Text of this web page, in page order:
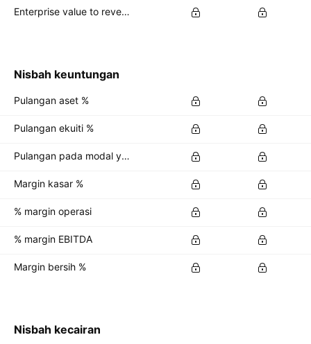
Enterprise value to revenue forward
Nisbah keuntungan
Pulangan aset %
Pulangan ekuiti %
Pulangan pada modal yang dilaburkan %
Margin kasar %
% margin operasi
% margin EBITDA
Margin bersih %
Nisbah kecairan